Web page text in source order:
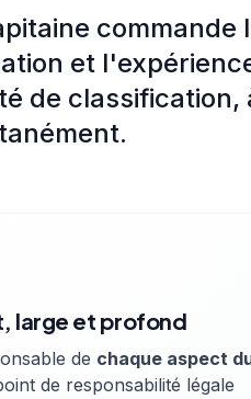
commande
et
de
large et profond
de chaque aspect
de responsabilité légale